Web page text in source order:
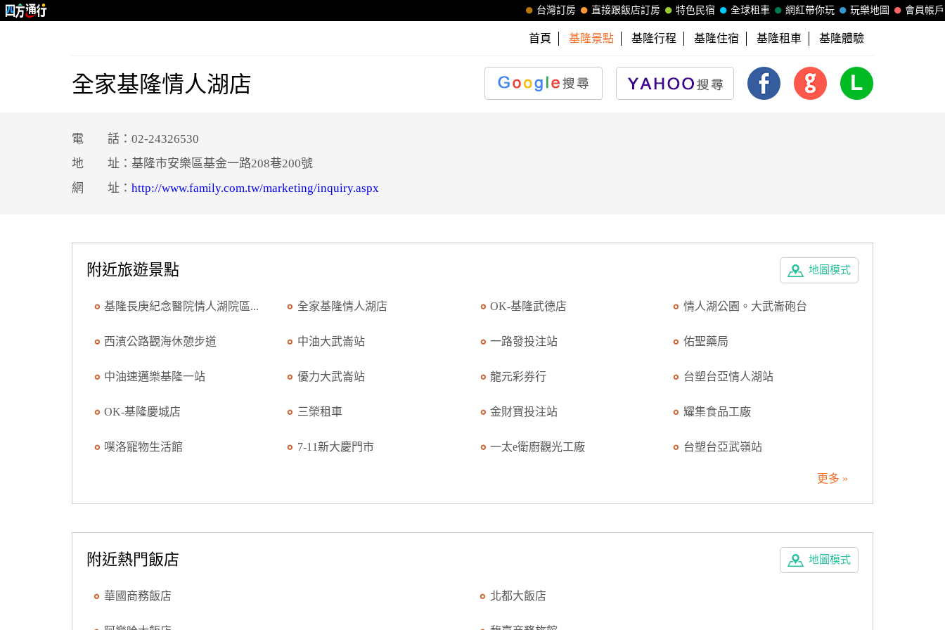
會員帳戶
玩樂地圖
網紅帶你玩
全球租車
特色民宿
直接跟飯店訂房
台灣訂房
首頁 基隆景點 基隆行程 基隆住宿 基隆租車 基隆體驗
全家基隆情人湖店
電 話：02-24326530
地 址：基隆市安樂區基金一路208巷200號
網 址： http://www.family.com.tw/marketing/inquiry.aspx
地圖模式
附近旅遊景點
基隆長庚紀念醫院情人湖院區... 全家基隆情人湖店 OK-基隆武德店 情人湖公園。大武崙砲台
西濱公路觀海休憩步道 中油大武崙站 一路發投注站 佑聖藥局
中油速邁樂基隆一站 優力大武崙站 龍元彩券行 台塑台亞情人湖站
OK-基隆慶城店 三榮租車 金財寶投注站 耀集食品工廠
噗洛寵物生活館 7-11新大慶門市 一太e衛廚觀光工廠 台塑台亞武嶺站
更多 »
地圖模式
附近熱門飯店
華國商務飯店 北都大飯店